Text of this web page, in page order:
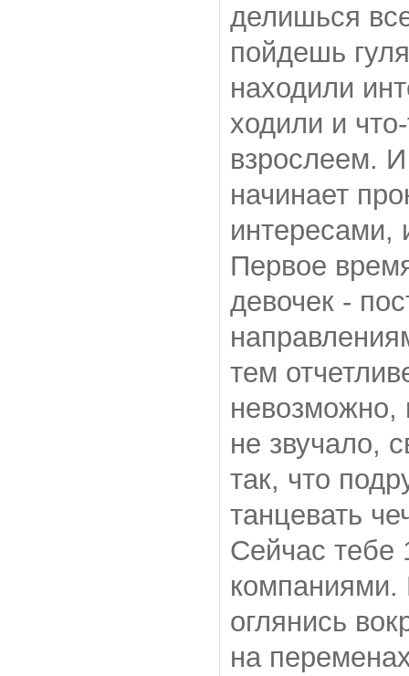
делишься
пойдешь
находили
ходили и
взрослеем.
начинает
интересами,
Первое
девочек -
тем
невозможно,
не звучало,
так, что
танцевать
Сейчас тебе
компаниями.
оглянись
на